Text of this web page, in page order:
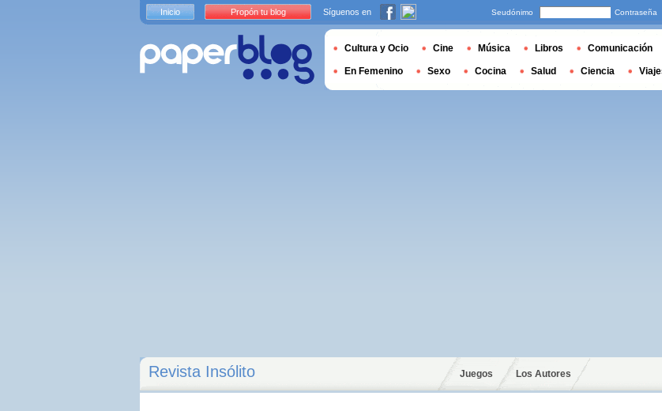
Revista Insólito Juegos Los Autores
Inicio Propón tu blog Síguenos en Seudónimo Contraseña
Cultura y Ocio Cine Música Libros Comunicación
En Femenino Sexo Cocina Salud Ciencia